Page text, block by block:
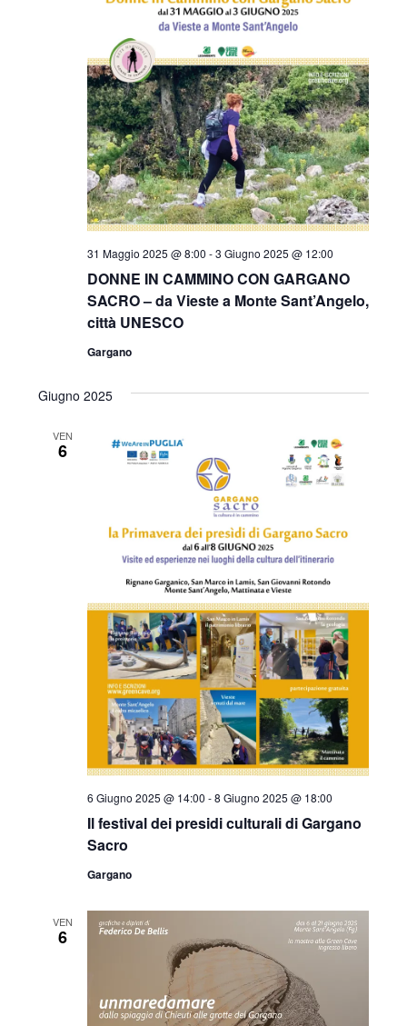
DONNE IN CAMMINO CON GARGANO
SACRO – da Vieste a Monte Sant’Angelo,
città UNESCO
31 Maggio 2025 @ 8:00 -3 Giugno 2025 @ 12:00
Gargano
Giugno 2025
VEN
6
Il festival dei presidi culturali di Gargano
Sacro
6 Giugno 2025 @ 14:00 -8 Giugno 2025 @ 18:00
Gargano
VEN
6